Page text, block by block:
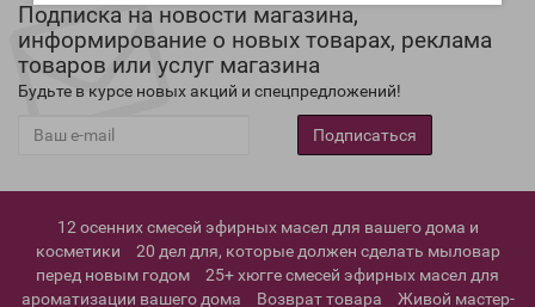
Подписка на новости магазина,
информирование о новых товарах, реклама
товаров или услуг магазина
Будьте в курсе новых акций и спецпредложений!
Подписаться
12 осенних смесей эфирных масел для вашего дома и
косметики
20 дел для, которые должен сделать мыловар
перед новым годом
25+ хюгге смесей эфирных масел для
ароматизации вашего дома
Возврат товара Живой мастер-